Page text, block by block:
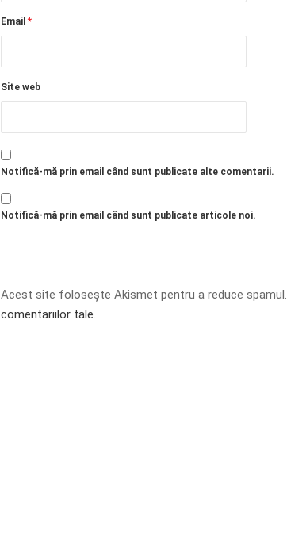
Email *
Site web
Notifică-mă prin email când sunt publicate alte comentarii.
Notifică-mă prin email când sunt publicate articole noi.
Acest site folosește Akismet pentru a reduce spamul.
comentariilor tale.